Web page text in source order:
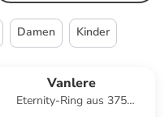
Damen Kinder
Vanlere
Eternity-Ring aus 375